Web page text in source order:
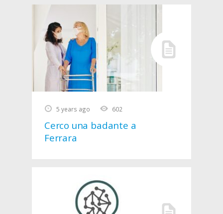
5 years ago 602
Cerco una badante a
Ferrara